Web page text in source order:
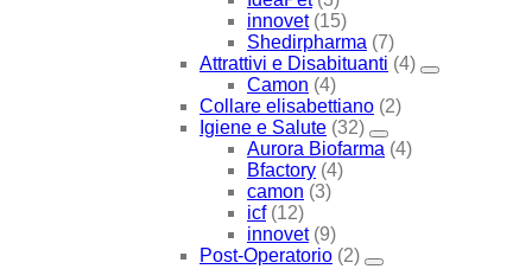
innovet (15)
Shedirpharma (7)
Attrattivi e Disabituanti (4)
Camon (4)
Collare elisabettiano (2)
Igiene e Salute (32)
Aurora Biofarma (4)
Bfactory (4)
camon (3)
icf (12)
innovet (9)
Post-Operatorio (2)